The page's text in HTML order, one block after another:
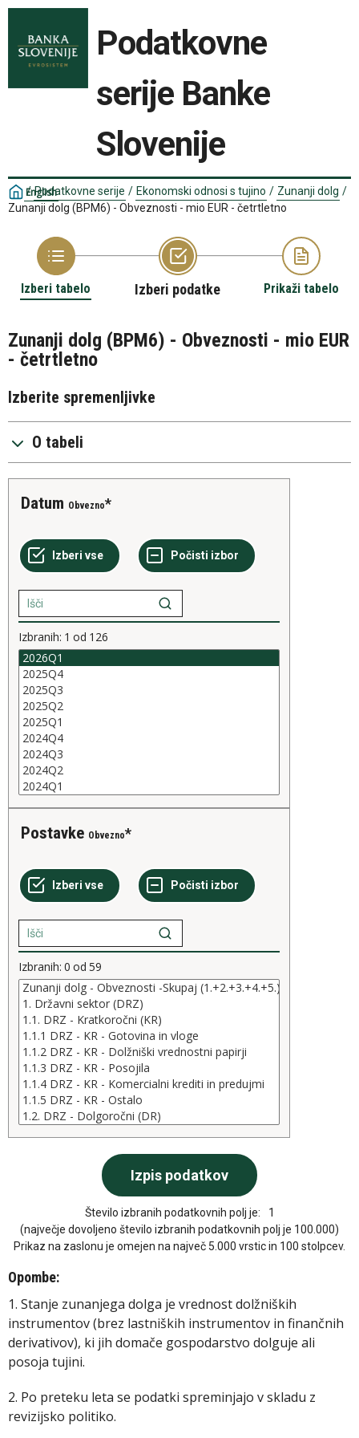
Podatkovne
serije Banke
Slovenije
English
/ Podatkovne serije / Ekonomski odnosi s tujino / Zunanji dolg /
Zunanji dolg (BPM6) - Obveznosti - mio EUR - četrtletno
Izberi tabelo Izberi podatke Prikaži tabelo
Zunanji dolg (BPM6) - Obveznosti - mio EUR
- četrtletno
Izberite spremenljivke
O tabeli
Datum Obvezno
Izbranih: 1 od 126
Postavke Obvezno
Izbranih: 0 od 59
Število izbranih podatkovnih polj je:
1
(največje dovoljeno število izbranih podatkovnih polj je 100.000)
Prikaz na zaslonu je omejen na največ 5.000 vrstic in 100 stolpcev.
Opombe:
1. Stanje zunanjega dolga je vrednost dolžniških
instrumentov (brez lastniških instrumentov in finančnih
derivativov), ki jih domače gospodarstvo dolguje ali
posoja tujini.
2. Po preteku leta se podatki spreminjajo v skladu z
revizijsko politiko.